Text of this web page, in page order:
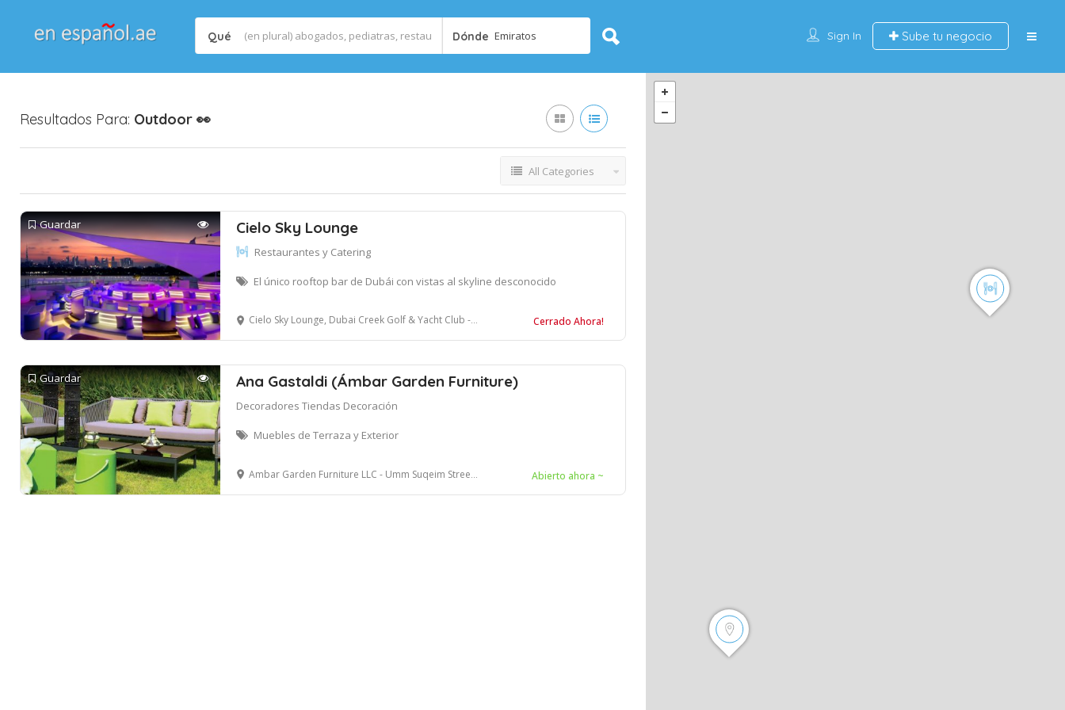
Qué Dónde Emiratos Sign In Sube tu negocio
Resultados Para: Outdoor 👀
All Categories
Guardar Cielo Sky Lounge
Restaurantes y Catering
El único rooftop bar de Dubái con vistas al skyline desconocido
Cielo Sky Lounge, Dubai Creek Golf & Yacht Club - Dubai - Dubái - Emiratos Árabes Unidos Cerrado Ahora!
Guardar Ana Gastaldi (Ámbar Garden Furniture)
Decoradores Tiendas Decoración
Muebles de Terraza y Exterior
Ambar Garden Furniture LLC - Umm Suqeim Street - Dubai - Emiratos Árabes Unidos Abierto ahora ~